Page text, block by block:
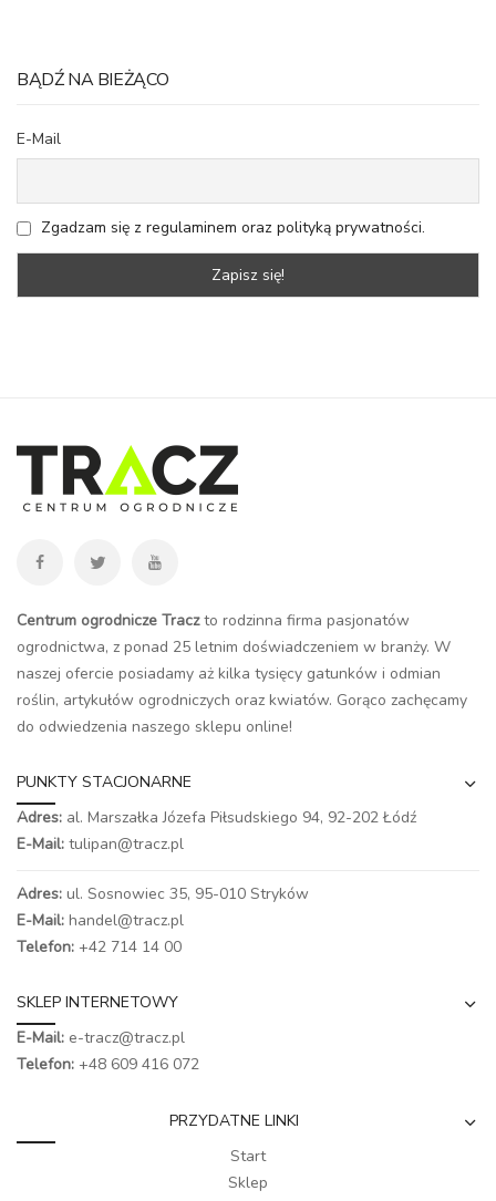
BĄDŹ NA BIEŻĄCO
E-Mail
Zgadzam się z regulaminem oraz polityką prywatności.
Centrum ogrodnicze Traczto rodzinna firma pasjonatów
ogrodnictwa, z ponad 25 letnim doświadczeniem w branży. W
naszej ofercie posiadamy aż kilka tysięcy gatunków i odmian
roślin, artykułów ogrodniczych oraz kwiatów. Gorąco zachęcamy
do odwiedzenia naszego sklepu online!
PUNKTY STACJONARNE
Adres: al. Marszałka Józefa Piłsudskiego 94, 92-202 Łódź
E-Mail: tulipan@tracz.pl
Adres: ul. Sosnowiec 35, 95-010 Stryków
E-Mail: handel@tracz.pl
Telefon: +42 714 14 00
SKLEP INTERNETOWY
E-Mail: e-tracz@tracz.pl
Telefon: +48 609 416 072
PRZYDATNE LINKI
Start
Sklep